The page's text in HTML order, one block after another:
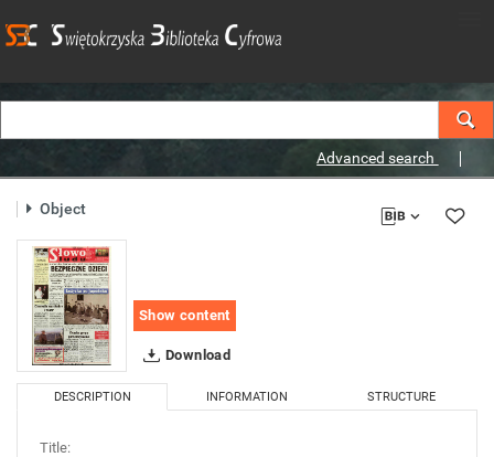
Advanced search
Object
Show content
Download
DESCRIPTION INFORMATION STRUCTURE
Title: